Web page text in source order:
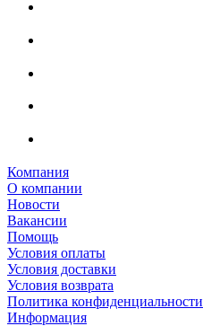
Компания
О компании
Новости
Вакансии
Помощь
Условия оплаты
Условия доставки
Условия возврата
Политика конфиденциальности
Информация